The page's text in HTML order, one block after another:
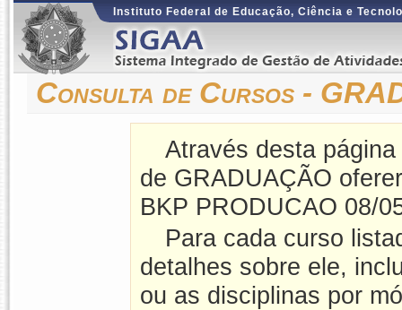
Instituto Federal de Educação, Ciência e
Consulta de Cursos -
Através desta
de GRADUAÇÃO
BKP PRODUCAO 08/
Para cada curso
detalhes sobre ele,
ou as disciplinas por